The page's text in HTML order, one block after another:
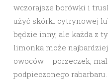
wczorajsze borówki i
użyć skórki cytrynowej
będzie inny, ale każda z
limonka może
owoców – porzeczek,
podpieczonego